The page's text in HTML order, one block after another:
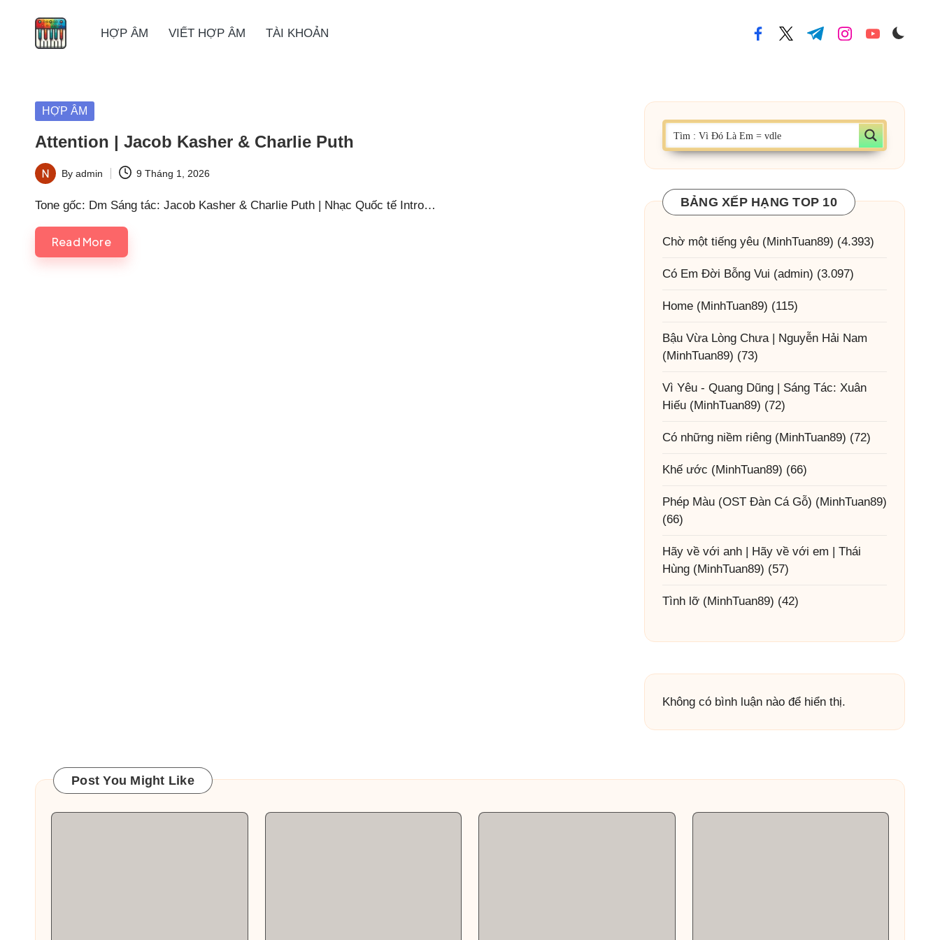
HỢP ÂM VIẾT HỢP ÂM TÀI KHOẢN facebook.com
twitter.com
t.me instagram.com
youtube.com
Posted
HỢP ÂM
Attention | Jacob Kasher & Charlie Puth
Posted
by
By admin 9 Tháng 1, 2026
Tone gốc: Dm Sáng tác: Jacob Kasher & Charlie Puth | Nhạc Quốc tế Intro…
Read More
BẢNG XẾP HẠNG TOP 10
Chờ một tiếng yêu (MinhTuan89) (4.393)
Có Em Đời Bỗng Vui (admin) (3.097)
Home (MinhTuan89) (115)
Bậu Vừa Lòng Chưa | Nguyễn Hải Nam
(MinhTuan89) (73)
Vì Yêu - Quang Dũng | Sáng Tác: Xuân
Hiếu (MinhTuan89) (72)
Có những niềm riêng (MinhTuan89) (72)
Khế ước (MinhTuan89) (66)
Phép Màu (OST Đàn Cá Gỗ) (MinhTuan89)
(66)
Hãy về với anh | Hãy về với em | Thái
Hùng (MinhTuan89) (57)
Tình lỡ (MinhTuan89) (42)
Không có bình luận nào để hiển thị.
Post You Might Like